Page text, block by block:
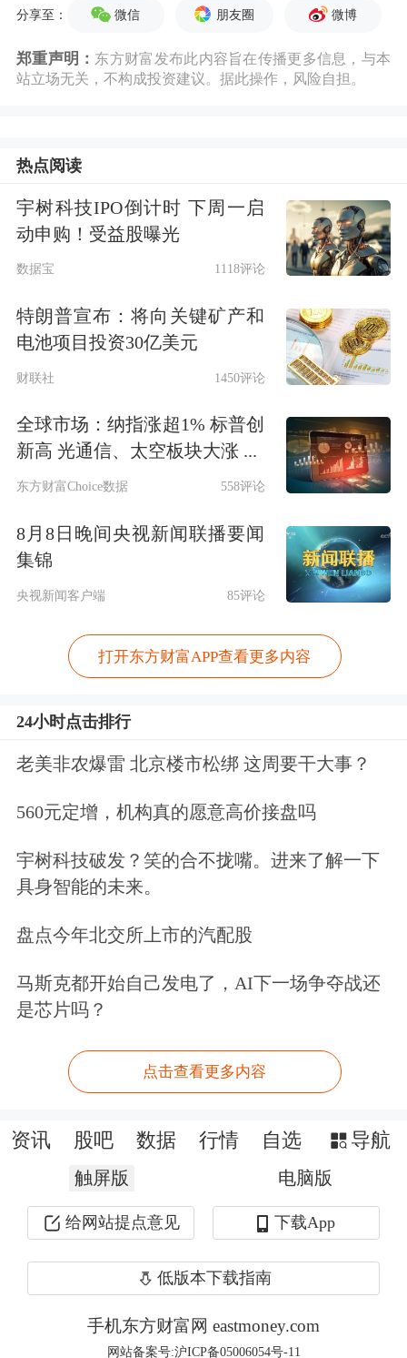
整。
自2025年9月5日（星期五）收盘清算时
起，Au（T+D）、mAu（T+D）、
Au（T+N1）、Au（T+N2）、
NYAuTN06、NYAuTN12等合约的保证
金水平从13%调整为14%，下一交易日
起涨跌幅度限制从12%调整为13%；
Ag（T+D）合约的保证金水平从16%调
整为17%，下一交易日起涨跌幅度限制
从15%调整为16%。
上金所要求各会员增强风险防范意识，
好风险防范工作，合理控制仓位，理性
投资，确保市场稳定健康运行。
金饰价涨破1050元
9月3日，国内多家黄金珠宝品牌公布的
金首饰价格报1056元/克，
福珠宝等品牌足金首饰价格报1053元/
克。
分享至： 微信 朋友圈 微博
郑重声明： 东方财富发布此内容旨在传播更多信息，与本
站立场无关，不构成投资建议。据此操作，风险自担。
热点阅读
宇树科技IPO倒计时 下周一启
动申购！受益股曝光
数据宝 1118评论
特朗普宣布：将向关键矿产和
电池项目投资30亿美元
财联社 1450评论
全球市场：纳指涨超1% 标普创
新高 光通信、太空板块大涨 ...
东方财富Choice数据 558评论
8月8日晚间央视新闻联播要闻
集锦
央视新闻客户端 85评论
打开东方财富APP查看更多内容
24小时点击排行
老美非农爆雷 北京楼市松绑 这周要干大事？
560元定增，机构真的愿意高价接盘吗
宇树科技破发？笑的合不拢嘴。进来了解一下
具身智能的未来。
盘点今年北交所上市的汽配股
马斯克都开始自己发电了，AI下一场争夺战还
是芯片吗？
点击查看更多内容
资讯 股吧 数据 行情 自选 导航
触屏版 电脑版
给网站提点意见 下载App
低版本下载指南
手机东方财富网 eastmoney.com
网站备案号:沪ICP备05006054号-11